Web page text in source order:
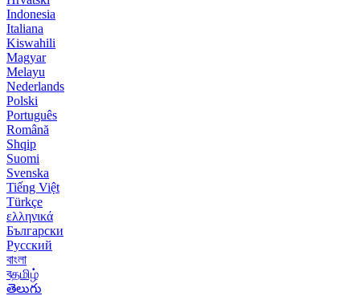
Indonesia
Italiana
Kiswahili
Magyar
Melayu
Nederlands
Polski
Português
Română
Shqip
Suomi
Svenska
Tiếng Việt
Türkçe
ελληνικά
Български
Русский
বাংলা
বதமிழ்
తెలుగు